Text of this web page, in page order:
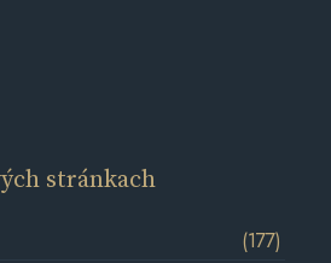
stránkach
(177)